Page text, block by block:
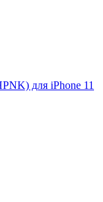
для iPhone 11